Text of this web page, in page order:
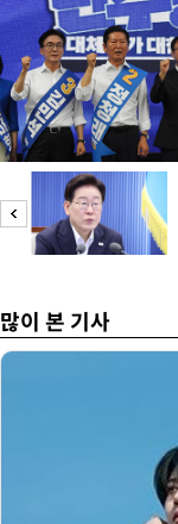
많이 본 기사